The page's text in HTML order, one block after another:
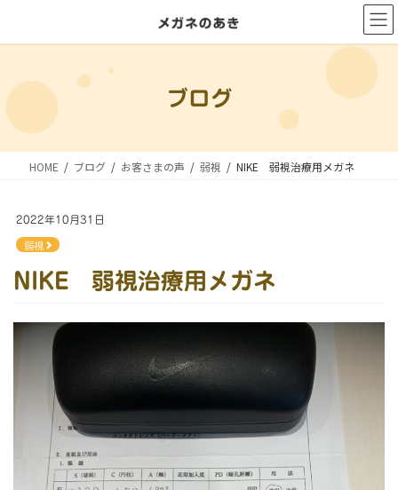
ン
ツ
ー
シ
ブログ
HOME ブログ お客さまの声 弱視 NIKE 弱視治療用メガネ
2022年10月31日
弱視
NIKE 弱視治療用メガネ